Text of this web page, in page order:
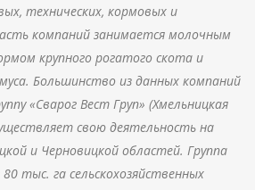
технических, кормовых и
компаний занимается молочным
крупного рогатого скота и
Большинство из данных компаний
«Сварог Вест Груп» (Хмельницкая
свою деятельность на
и Черновицкой областей. Группа
тыс. га сельскохозяйственных